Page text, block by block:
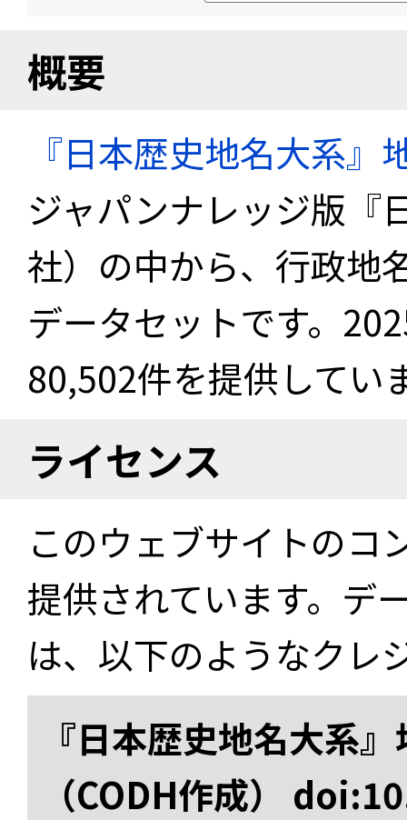
概要
『日本歴史地名大系
ジャパンナレッジ版『
社）の中から、行政地
データセットです。
80,502件を提供してい
ライセンス
このウェブサイトのコ
提供されています。デ
は、以下のようなクレ
『日本歴史地名大系
（CODH作成）